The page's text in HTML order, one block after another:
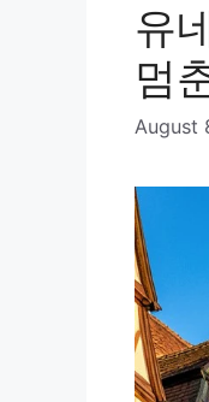
유
멈
August